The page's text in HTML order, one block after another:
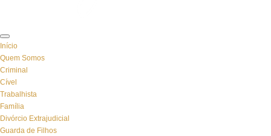
Início
Quem Somos
Criminal
Cível
Trabalhista
Família
Divórcio Extrajudicial
Guarda de Filhos